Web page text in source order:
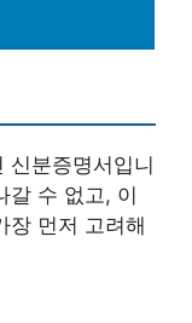
신분증명서입니
갈 수 없고, 이
장 먼저 고려해